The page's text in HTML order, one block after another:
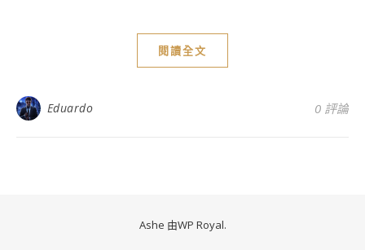
閱讀全文
Eduardo 0 評論
Ashe 由WP Royal.